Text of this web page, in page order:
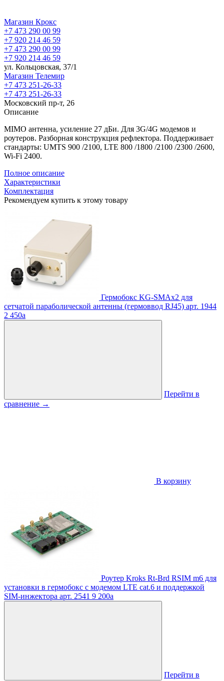
Магазин Крокс
+7 473 290 00 99
+7 920 214 46 59
+7 473 290 00 99
+7 920 214 46 59
ул. Кольцовская, 37/1
Магазин Телемир
+7 473 251-26-33
+7 473 251-26-33
Московский пр-т, 26
Описание
MIMO антенна, усиление 27 дБи. Для 3G/4G модемов и
роутеров. Разборная конструкция рефлектора. Поддерживает
стандарты: UMTS 900 /2100, LTE 800 /1800 /2100 /2300 /2600,
Wi-Fi 2400.
Полное описание
Характеристики
Комплектация
Рекомендуем купить к этому товару
Гермобокс KG-SMAx2 для
сетчатой параболической антенны (гермоввод RJ45) арт. 1944
2 450a
Перейти в
сравнение →
В корзину
Роутер Kroks Rt-Brd RSIM m6 для
установки в гермобокс с модемом LTE cat.6 и поддержкой
SIM-инжектора арт. 2541 9 200a
Перейти в